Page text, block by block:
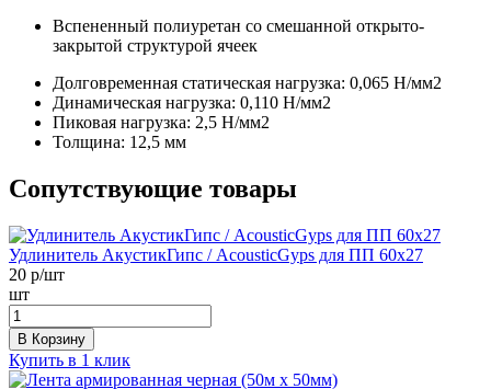
Вспененный полиуретан со смешанной открыто-
закрытой структурой ячеек
Долговременная статическая нагрузка: 0,065 Н/мм2
Динамическая нагрузка: 0,110 Н/мм2
Пиковая нагрузка: 2,5 Н/мм2
Толщина: 12,5 мм
Сопутствующие товары
Удлинитель АкустикГипс / AcousticGyps для ПП 60х27
20 р/шт
шт
В Корзину
Купить в 1 клик